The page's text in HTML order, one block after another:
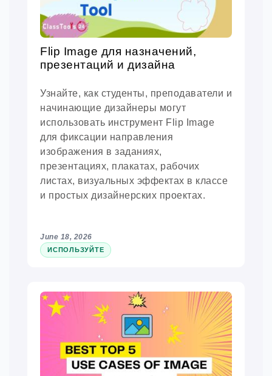
Flip Image для назначений,
презентаций и дизайна
Узнайте, как студенты, преподаватели и
начинающие дизайнеры могут
использовать инструмент Flip Image
для фиксации направления
изображения в заданиях,
презентациях, плакатах, рабочих
листах, визуальных эффектах в классе
и простых дизайнерских проектах.
June 18, 2026
ИСПОЛЬЗУЙТЕ